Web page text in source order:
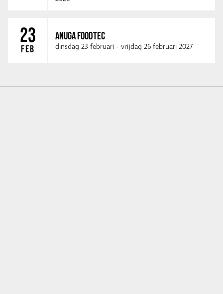
23
FEB
ANUGA FOODTEC
dinsdag 23 februari - vrijdag 26 februari 2027